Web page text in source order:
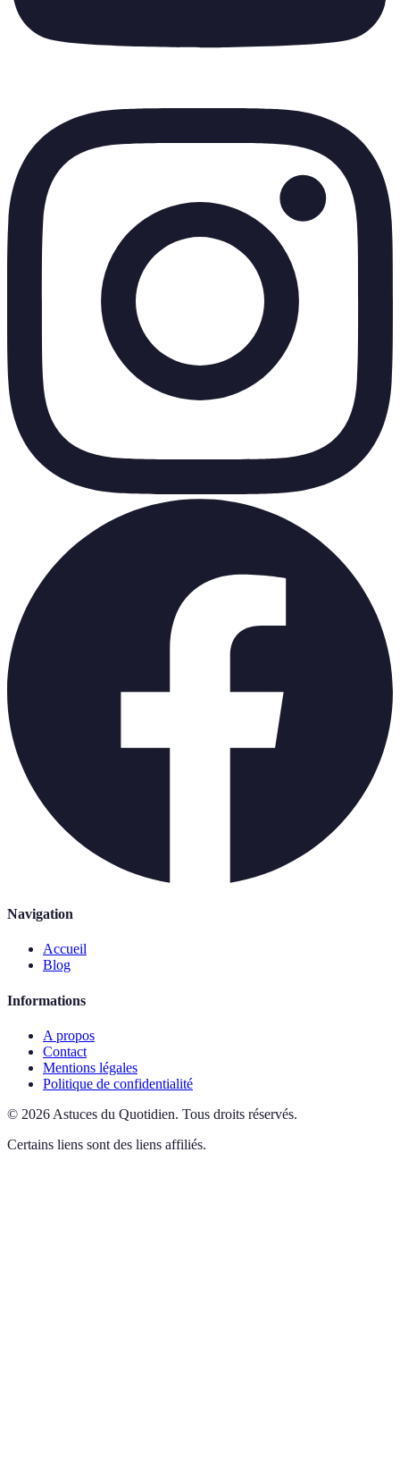
Navigation
Accueil
Blog
Informations
A propos
Contact
Mentions légales
Politique de confidentialité
© 2026 Astuces du Quotidien. Tous droits réservés.
Certains liens sont des liens affiliés.